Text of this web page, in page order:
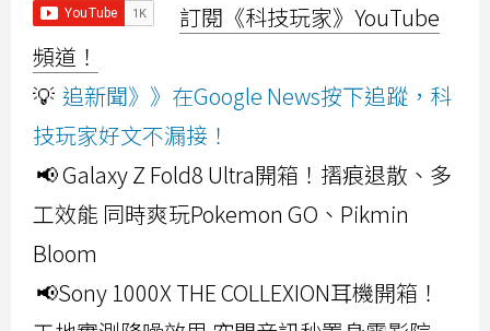
訂閱《科技玩家》YouTube
頻道！
💡 追新聞》》在Google News按下追蹤，科
技玩家好文不漏接！
📢 Galaxy Z Fold8 Ultra開箱！摺痕退散、多
工效能 同時爽玩Pokemon GO、Pikmin
Bloom
📢Sony 1000X THE COLLEXION耳機開箱！